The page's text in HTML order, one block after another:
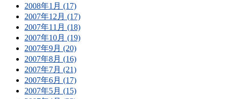
2008年1月 (17)
2007年12月 (17)
2007年11月 (18)
2007年10月 (19)
2007年9月 (20)
2007年8月 (16)
2007年7月 (21)
2007年6月 (17)
2007年5月 (15)